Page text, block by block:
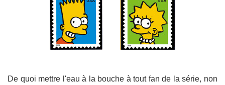
De quoi mettre l'eau à la bouche à tout fan de la série, non